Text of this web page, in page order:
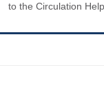
to the Circulation